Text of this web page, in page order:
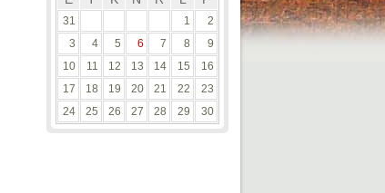
31 1
2
3
4 5 6 7 8
9
10
11 12 13 14 15
16
17
18 19 20 21 22
23
24
25 26 27 28 29 30